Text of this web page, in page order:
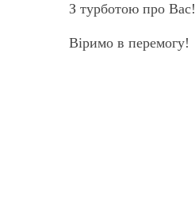
З турботою про Вас!
Віримо в перемогу!